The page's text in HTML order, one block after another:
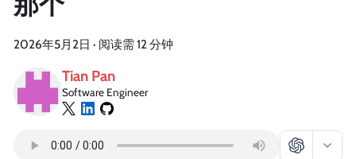
2026年5月2日 · 阅读需 12 分钟
Tian Pan
Software Engineer